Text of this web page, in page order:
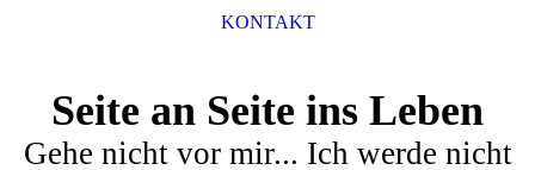
Seite an Seite ins Leben
Gehe nicht vor mir... Ich werde nicht
KONTAKT